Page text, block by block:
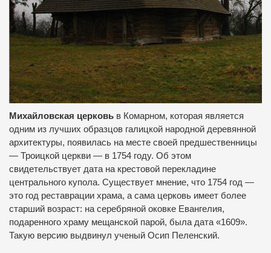
Михайловская церковь в Комарном, которая является
одним из лучших образцов галицкой народной деревянной
архитектуры, появилась на месте своей предшественницы
— Троицкой церкви — в 1754 году. Об этом
свидетельствует дата на крестовой перекладине
центрального купола. Существует мнение, что 1754 год —
это год реставрации храма, а сама церковь имеет более
старший возраст: на серебряной оковке Евангелия,
подаренного храму мещанской парой, была дата «1609».
Такую версию выдвинул ученый Осип Пеленский.